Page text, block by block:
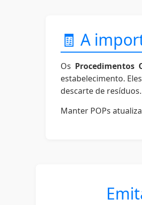
🧾 A
Os Procedimentos
estabelecimento.
descarte de resíduos.
Manter POPs